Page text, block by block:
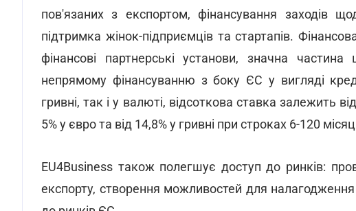
пов'язаних з експортом, фінансування заходів
підтримка жінок-підприємців та стартапів.
фінансові партнерські установи, значна
непрямому фінансуванню з боку ЄС у вигляді
гривні, так і у валюті, відсоткова ставка залежить
5% у євро та від 14,8% у гривні при строках 6-120
EU4Business також полегшує доступ до ринків:
експорту, створення можливостей для налагодження